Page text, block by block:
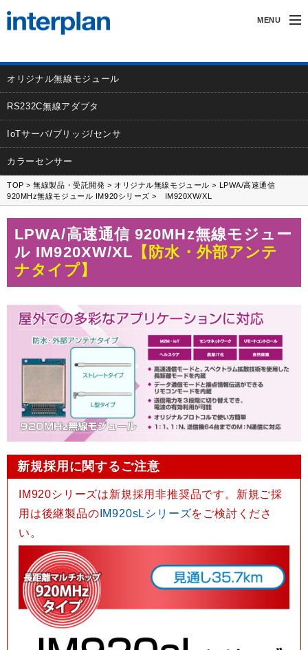
MENU
インタープランについて
カーアクセサリー
サポート
採用情報
オリジナル無線モジュール
RS232C無線アダプタ
IoTサーバ/ブリッジ/センサ
カラーセンサー
TOP >無線製品・受託開発 > オリジナル無線モジュール > LPWA/高速通信
920MHz無線モジュール IM920シリーズ > IM920XW/XL
LPWA/高速通信 920MHz無線モジュー
ル IM920XW/XL 【防水・外部アンテ
ナタイプ】
新規採用に関するご注意
IM920シリーズは新規採用非推奨品です。新規ご採
用は後継製品の IM920sLシリーズをご検討くださ
い。